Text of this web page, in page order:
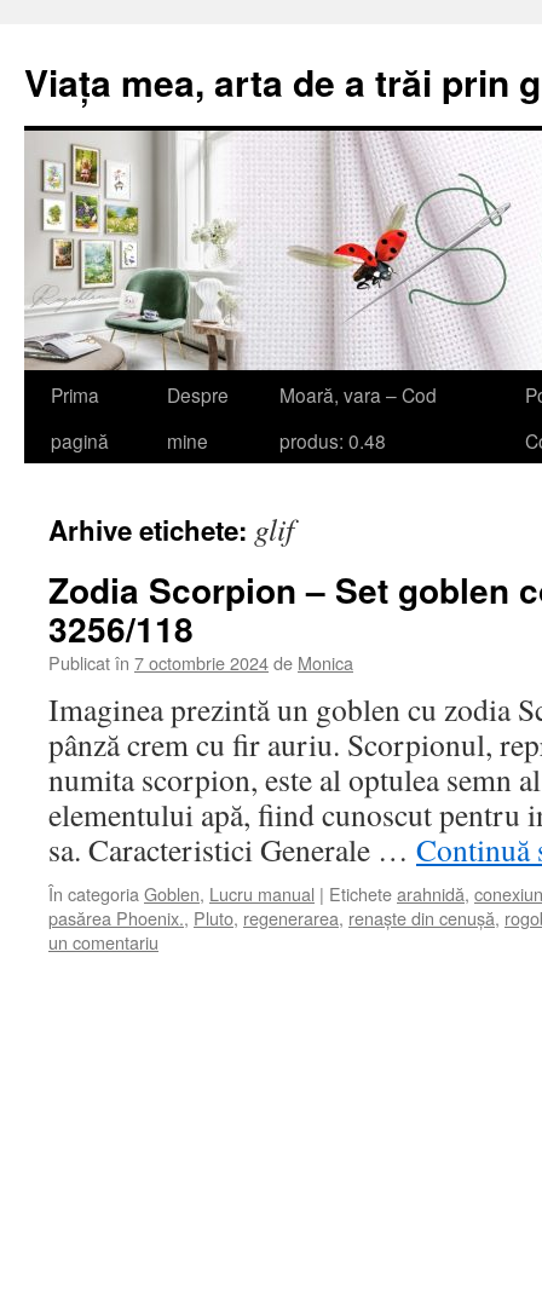
Viața mea, arta de a trăi prin
Sari
Prima
pagină
Despre
mine
Moară, vara – Cod
produs: 0.48
Arhive etichete: glif
Zodia Scorpion – Set goblen
3256/118
Publicat în 7 octombrie 2024de Monica
Imaginea prezintă un goblen cu zodia
pânză crem cu fir auriu. Scorpionul,
numita scorpion, este al optulea semn
elementului apă, fiind cunoscut pentru
sa. Caracteristici Generale … Continuă
În categoria Goblen, Lucru manual | Etichetearahnidă,
pasărea Phoenix., Pluto, regenerarea, renaște din cenușă,
un comentariu